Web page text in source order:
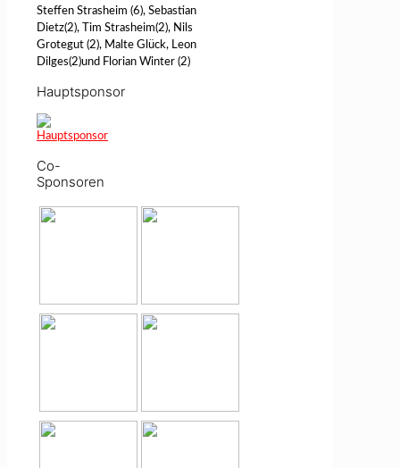
Steffen Strasheim (6), Sebastian
Dietz(2), Tim Strasheim(2), Nils
Grotegut (2), Malte Glück, Leon
Dilges(2)und Florian Winter (2)
Hauptsponsor
Co-
Sponsoren